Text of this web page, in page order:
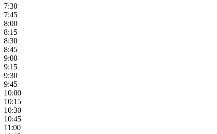
7:30
7:45
8:00
8:15
8:30
8:45
9:00
9:15
9:30
9:45
10:00
10:15
10:30
10:45
11:00